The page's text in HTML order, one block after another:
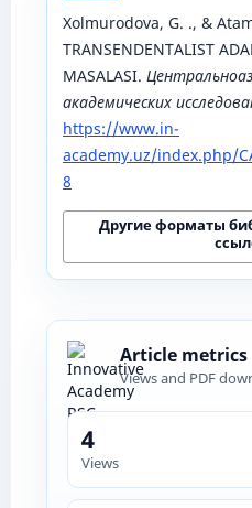
Xolmurodova, G. ., &
TRANSENDENTALIST
MASALASI.
академических
https://www.in-
academy.uz/index.php/
8
Другие форматы
Article metrics
Views and PDF
4
Views